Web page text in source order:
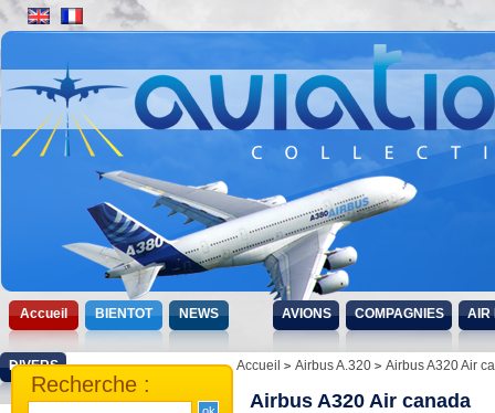
Accueil BIENTOT NEWS AVIONS COMPAGNIES AIR
DIVERS
Recherche :
Accueil Airbus A.320 Airbus A320 Air
Airbus A320 Air canada